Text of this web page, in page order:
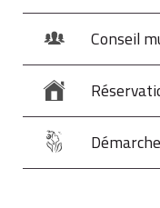
Exemple : pour
charge sans
d'une aide au
€
1 122 €
Conseil